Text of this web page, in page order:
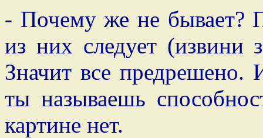
- Почему же не бывает?
из них следует (извини
Значит все предрешено.
ты называешь
картине нет.